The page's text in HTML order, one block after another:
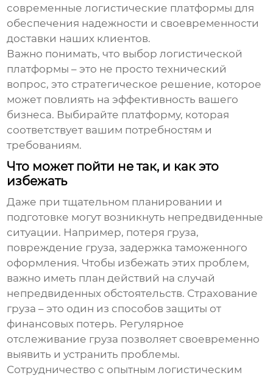
современные логистические платформы для
обеспечения надежности и своевременности
доставки наших клиентов.
Важно понимать, что выбор логистической
платформы – это не просто технический
вопрос, это стратегическое решение, которое
может повлиять на эффективность вашего
бизнеса. Выбирайте платформу, которая
соответствует вашим потребностям и
требованиям.
Что может пойти не так, и как это
избежать
Даже при тщательном планировании и
подготовке могут возникнуть непредвиденные
ситуации. Например, потеря груза,
повреждение груза, задержка таможенного
оформления. Чтобы избежать этих проблем,
важно иметь план действий на случай
непредвиденных обстоятельств. Страхование
груза – это один из способов защиты от
финансовых потерь. Регулярное
отслеживание груза позволяет своевременно
выявить и устранить проблемы.
Сотрудничество с опытным логистическим